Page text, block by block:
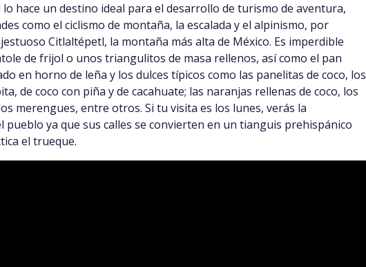
hace un destino ideal para el desarrollo de turismo de aventura,
como el ciclismo de montaña, la escalada y el alpinismo, por
Citlaltépetl, la montaña más alta de México. Es imperdible
de frijol o unos triangulitos de masa rellenos, así como el pan
en horno de leña y los dulces típicos como las panelitas de coco, los
de coco con piña y de cacahuate; las naranjas rellenas de coco, los
merengues, entre otros. Si tu visita es los lunes, verás la
pueblo ya que sus calles se convierten en un tianguis prehispánico
el trueque.